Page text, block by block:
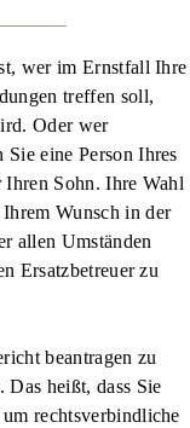
wer im Ernstfall Ihre
treffen soll,
Oder wer
eine Person Ihres
Ihren Sohn. Ihre Wahl
Wunsch in der
allen Umständen
Ersatzbetreuer zu
beantragen zu
Das heißt, dass Sie
rechtsverbindliche